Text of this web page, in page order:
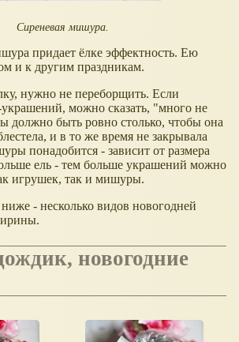
Сиреневая мишура.
придает ёлке эффектность. Ею
и к другим праздникам.
нужно не переборщить. Если
можно сказать, "много не
должно быть ровно столько, чтобы она
и в то же время не закрывала
понадобится - зависит от размера
ель - тем больше украшений можно
игрушек, так и мишуры.
- несколько видов новогодней